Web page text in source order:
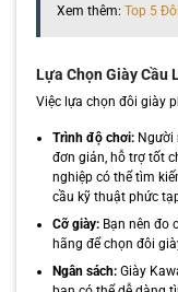
Xem thêm: Top 5
Lựa Chọn Giày Cầu
Việc lựa chọn đôi giày
Trình độ chơi:Người
đơn giản, hỗ trợ tốt
nghiệp có thể tìm
cầu kỹ thuật phức
Cỡ giày:Bạn nên đo
hãng để chọn đôi
Ngân sách:Giày